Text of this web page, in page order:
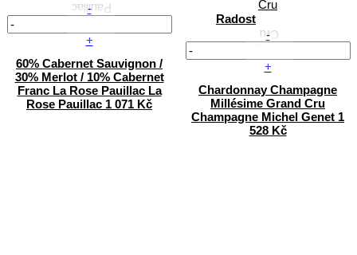
-
+
60% Cabernet Sauvignon /
30% Merlot / 10% Cabernet
Franc La Rose Pauillac La
Rose Pauillac 1 071 Kč
Radost
-
+
Chardonnay Champagne
Millésime Grand Cru
Champagne Michel Genet 1
528 Kč